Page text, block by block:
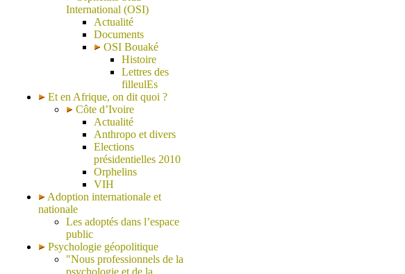
International (OSI)
Actualité
Documents
OSI Bouaké
Histoire
Lettres des
filleulEs
Et en Afrique, on dit quoi ?
Côte d’Ivoire
Actualité
Anthropo et divers
Elections
présidentielles 2010
Orphelins
VIH
Adoption internationale et
nationale
Les adoptés dans l’espace
public
Psychologie géopolitique
"Nous professionnels de la
psychologie et de la